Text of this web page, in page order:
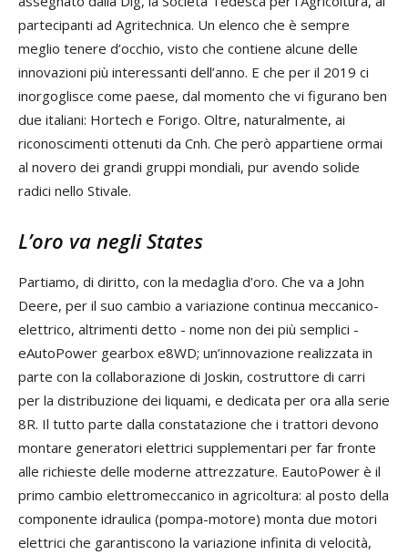
partecipanti ad Agritechnica. Un elenco che è sempre
meglio tenere d’occhio, visto che contiene alcune delle
innovazioni più interessanti dell’anno. E che per il 2019 ci
inorgoglisce come paese, dal momento che vi figurano ben
due italiani: Hortech e Forigo. Oltre, naturalmente, ai
riconoscimenti ottenuti da Cnh. Che però appartiene ormai
al novero dei grandi gruppi mondiali, pur avendo solide
radici nello Stivale.
L’oro va negli States
Partiamo, di diritto, con la medaglia d’oro. Che va a John
Deere, per il suo cambio a variazione continua meccanico-
elettrico, altrimenti detto - nome non dei più semplici -
eAutoPower gearbox e8WD; un’innovazione realizzata in
parte con la collaborazione di Joskin, costruttore di carri
per la distribuzione dei liquami, e dedicata per ora alla serie
8R. Il tutto parte dalla constatazione che i trattori devono
montare generatori elettrici supplementari per far fronte
alle richieste delle moderne attrezzature. EautoPower è il
primo cambio elettromeccanico in agricoltura: al posto della
componente idraulica (pompa-motore) monta due motori
elettrici che garantiscono la variazione infinita di velocità,